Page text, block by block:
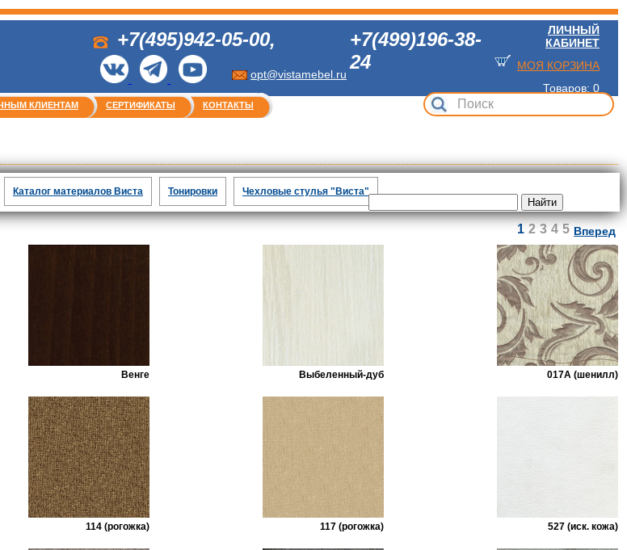
+7(495)942-05-00,
opt@vistamebel.ru
+7(499)196-38-
24
ЛИЧНЫЙ
КАБИНЕТ
МОЯ КОРЗИНА
Товаров: 0
КЛИЕНТАМ СЕРТИФИКАТЫ КОНТАКТЫ
Каталог материалов Виста Тонировки Чехловые стулья "Виста"
1 2 3 4 5 Вперед
Венге Выбеленный-дуб 017А (шенилл)
114 (рогожка) 117 (рогожка) 527 (иск. кожа)